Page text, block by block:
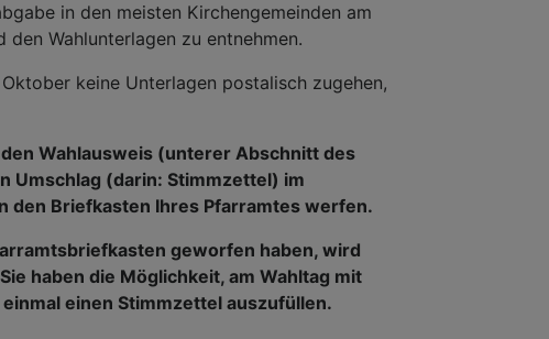
in den meisten Kirchengemeinden am
Wahlunterlagen zu entnehmen.
keine Unterlagen postalisch zugehen,
Wahlausweis (unterer Abschnitt des
Umschlag (darin: Stimmzettel) im
den Briefkasten Ihres Pfarramtes werfen.
geworfen haben, wird
haben die Möglichkeit, am Wahltag mit
einen Stimmzettel auszufüllen.